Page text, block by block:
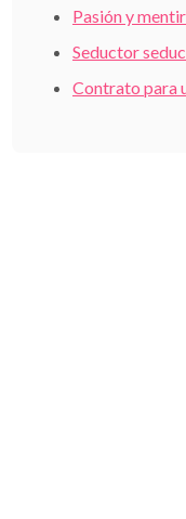
Pasión y
Seductor
Contrato para